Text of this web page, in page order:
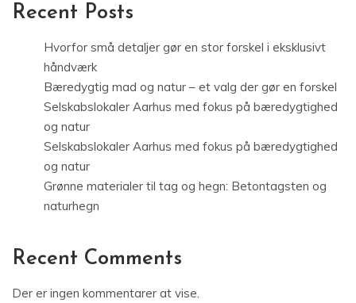
Recent Posts
Hvorfor små detaljer gør en stor forskel i eksklusivt
håndværk
Bæredygtig mad og natur – et valg der gør en forskel
Selskabslokaler Aarhus med fokus på bæredygtighed
og natur
Selskabslokaler Aarhus med fokus på bæredygtighed
og natur
Grønne materialer til tag og hegn: Betontagsten og
naturhegn
Recent Comments
Der er ingen kommentarer at vise.